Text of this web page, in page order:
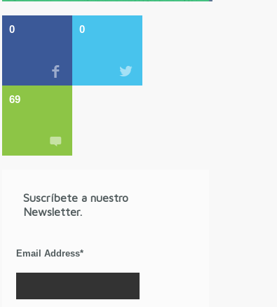
0 0
69
Suscríbete a nuestro
Newsletter.
Email Address*